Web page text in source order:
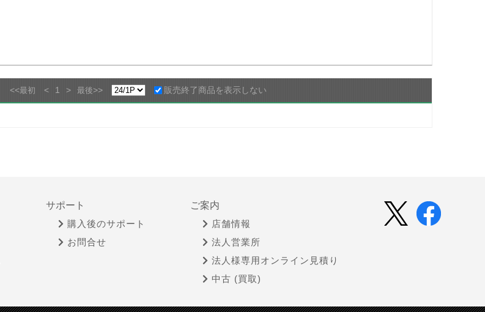
<<最初 < 1 > 最後>> 販売終了商品を表示しない
サポート
購入後のサポート
お問合せ
ご案内
店舗情報
法人営業所
法人様専用オンライン見積り
中古 (買取)